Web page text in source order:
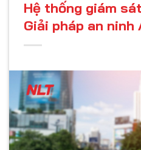
Hệ thống giám
Giải pháp an ninh